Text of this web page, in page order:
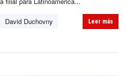
David Duchovny
Leer más